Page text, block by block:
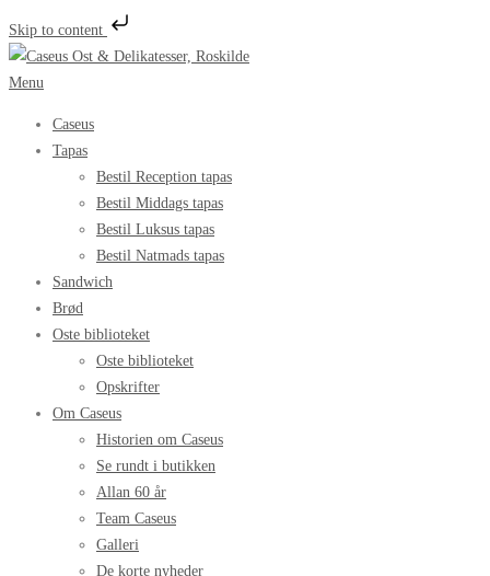
Skip to content
Spring
til
Menu
Caseus
Tapas
Bestil Reception tapas
Bestil Middags tapas
Bestil Luksus tapas
Bestil Natmads tapas
Sandwich
Brød
Oste biblioteket
Oste biblioteket
Opskrifter
Om Caseus
Historien om Caseus
Se rundt i butikken
Allan 60 år
Team Caseus
Galleri
De korte nyheder